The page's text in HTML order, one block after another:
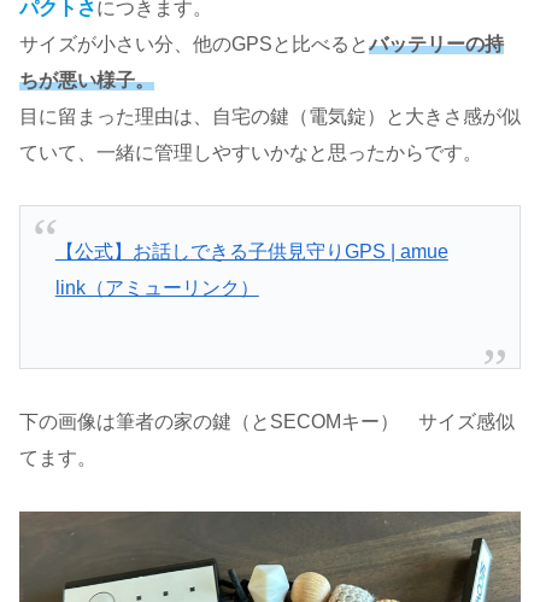
パクトさにつきます。
サイズが小さい分、他のGPSと比べるとバッテリーの持
ちが悪い様子。
目に留まった理由は、自宅の鍵（電気錠）と大きさ感が似
ていて、一緒に管理しやすいかなと思ったからです。
【公式】お話しできる子供見守りGPS | amue
link（アミューリンク）
下の画像は筆者の家の鍵（とSECOMキー） サイズ感似
てます。